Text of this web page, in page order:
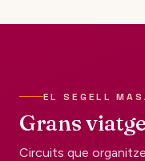
EL SEGELL
Grans
Circuits que